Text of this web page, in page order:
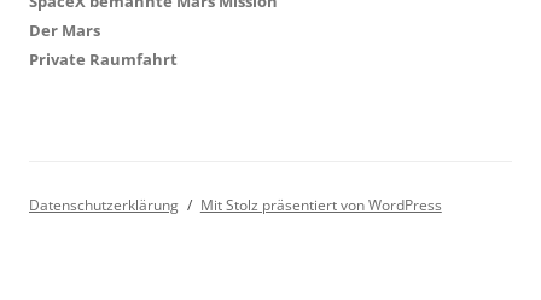
Der Mars
Private Raumfahrt
Datenschutzerklärung Mit Stolz präsentiert von WordPress